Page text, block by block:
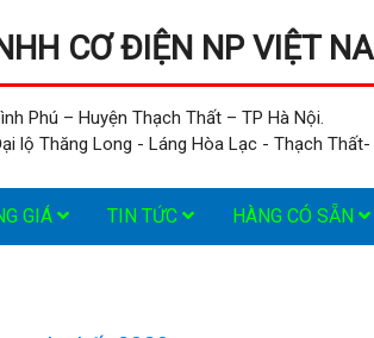
CƠ ĐIỆN NP VIỆT
Phú – Huyện Thạch Thất – TP Hà Nội.
lộ Thăng Long - Láng Hòa Lạc - Thạch Thất-
GIÁ TIN TỨC HÀNG CÓ SẴN